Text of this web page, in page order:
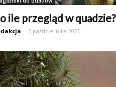
ile przegląd w quadzie?
- 5 października 2025